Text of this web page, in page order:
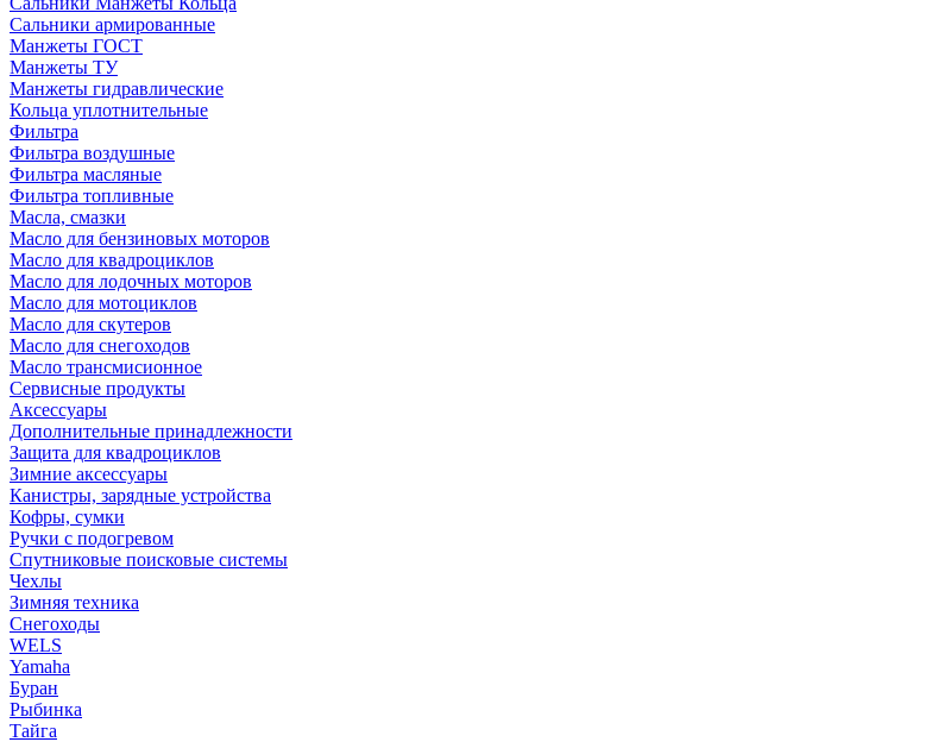
Сальники армированные
Манжеты ГОСТ
Манжеты ТУ
Манжеты гидравлические
Кольца уплотнительные
Фильтра
Фильтра воздушные
Фильтра масляные
Фильтра топливные
Масла, смазки
Масло для бензиновых моторов
Масло для квадроциклов
Масло для лодочных моторов
Масло для мотоциклов
Масло для скутеров
Масло для снегоходов
Масло трансмисионное
Сервисные продукты
Аксессуары
Дополнительные принадлежности
Защита для квадроциклов
Зимние аксессуары
Канистры, зарядные устройства
Кофры, сумки
Ручки с подогревом
Спутниковые поисковые системы
Чехлы
Зимняя техника
Снегоходы
WELS
Yamaha
Буран
Рыбинка
Тайга